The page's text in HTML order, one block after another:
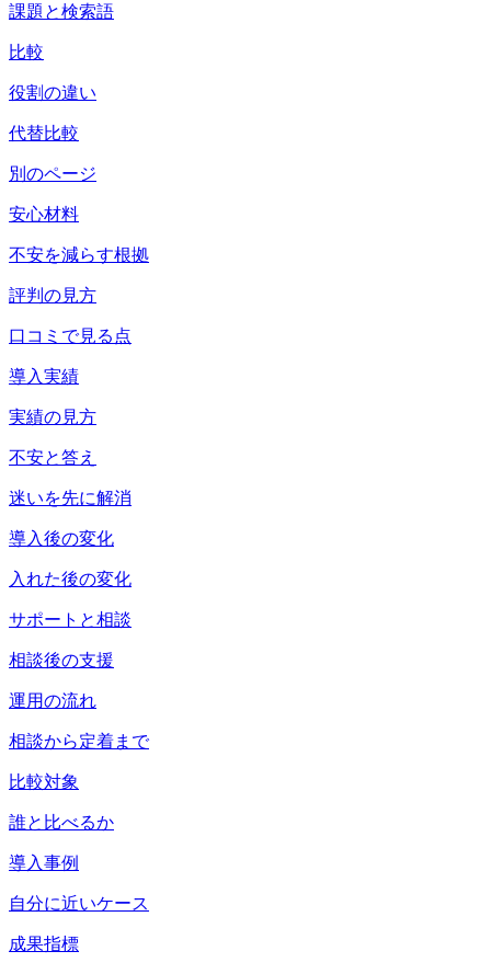
課題と検索語
比較
役割の違い
代替比較
別のページ
安心材料
不安を減らす根拠
評判の見方
口コミで見る点
導入実績
実績の見方
不安と答え
迷いを先に解消
導入後の変化
入れた後の変化
サポートと相談
相談後の支援
運用の流れ
相談から定着まで
比較対象
誰と比べるか
導入事例
自分に近いケース
成果指標